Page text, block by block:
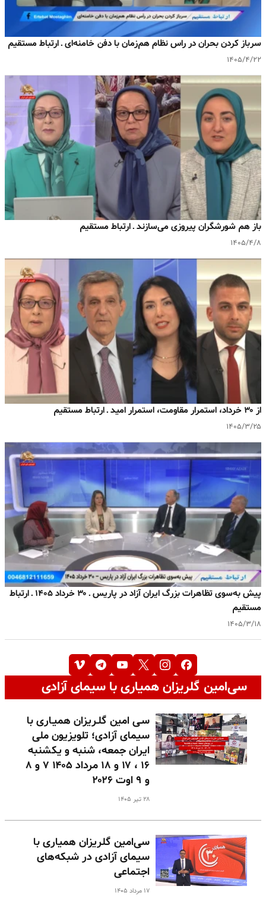
سرباز کردن بحران در راس نظام هم‌زمان با دفن خامنه‌ای ـ ارتباط مستقیم
۱۴۰۵/۴/۲۲
باز هم شورشگران پیروزی می‌سازند ـ ارتباط مستقیم
۱۴۰۵/۴/۸
از ۳۰ خرداد، استمرار مقاومت، استمرار امید ـ ارتباط مستقیم
۱۴۰۵/۳/۲۵
پیش به‌سوی تظاهرات بزرگ ایران آزاد در پاریس ـ ۳۰ خرداد ۱۴۰۵ ـ ارتباط
مستقیم
۱۴۰۵/۳/۱۸
سی‌امین گلریزان همیاری با سیمای آزادی
سـی امین گلـریزان همیـاری با
سیمای آزادی؛ تلویزیون ملی
ایران جمعه، شنبه و یکشنبه
۱۶ ، ۱۷ و ۱۸ مرداد ۱۴۰۵ ۷ و ۸
و ۹ اوت ۲۰۲۶
۲۸ تیر ۱۴۰۵
سی‌امین گلریزان همیاری با
سیمای آزادی در شبکه‌های
اجتماعی
۱۷ مرداد ۱۴۰۵